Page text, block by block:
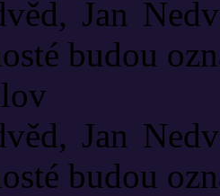
Jan
budou
Jan
budou